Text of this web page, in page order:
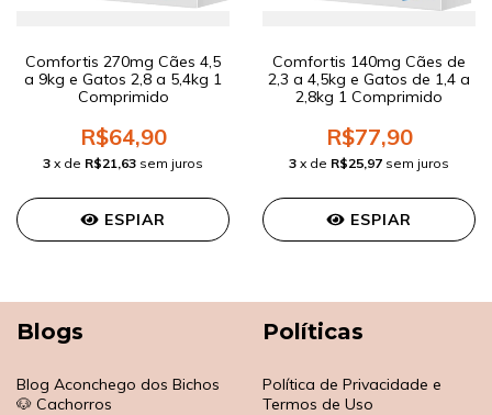
Comfortis 270mg Cães 4,5
a 9kg e Gatos 2,8 a 5,4kg 1
Comprimido
R$64,90
3 x de R$21,63 sem juros
ESPIAR
Comfortis 140mg Cães de
2,3 a 4,5kg e Gatos de 1,4 a
2,8kg 1 Comprimido
R$77,90
3 x de R$25,97 sem juros
ESPIAR
Blogs
Blog Aconchego dos Bichos
🐶 Cachorros
Políticas
Política de Privacidade e
Termos de Uso